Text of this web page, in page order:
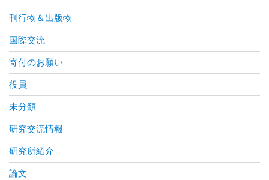
刊行物＆出版物
国際交流
寄付のお願い
役員
未分類
研究交流情報
研究所紹介
論文